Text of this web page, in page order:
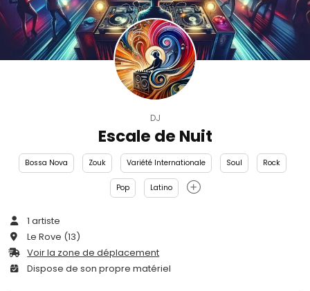
DJ
Escale de Nuit
Bossa Nova Zouk Variété Internationale Soul Rock
Pop Latino
1 artiste
Le Rove (13)
Voir la zone de déplacement
Dispose de son propre matériel